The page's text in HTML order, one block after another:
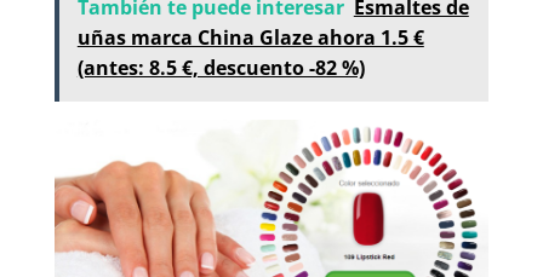
También te puede interesar Esmaltes de
uñas marca China Glaze ahora 1.5 €
(antes: 8.5 €, descuento -82 %)